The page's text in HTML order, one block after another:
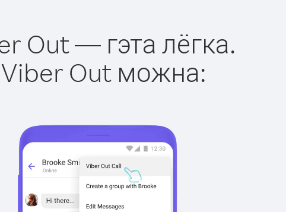
Out — гэта лёгка.
Viber Out можна: